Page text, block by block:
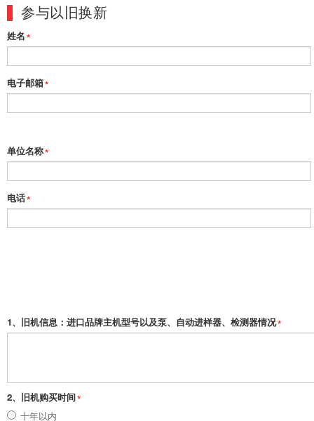
参与以旧换新
姓名*
电子邮箱*
单位名称*
电话*
1、旧机信息：进口品牌主机型号以及泵、自动进样器、检测器情况*
2、旧机购买时间*
十年以内